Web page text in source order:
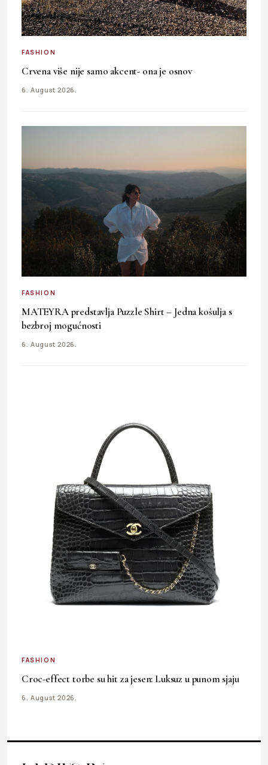
FASHION
Crvena više nije samo akcent- ona je osnov
6. August 2026.
FASHION
MATEYRA predstavlja Puzzle Shirt – Jedna košulja s
bezbroj mogućnosti
6. August 2026.
FASHION
Croc-effect torbe su hit za jesen: Luksuz u punom sjaju
6. August 2026.